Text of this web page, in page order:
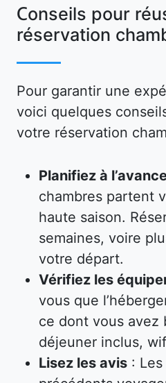
Conseils pour
réservation
Pour garantir une
voici quelques
votre réservation
Planifiez à
chambres partent
haute saison.
semaines, voire
votre départ.
Vérifiez les
vous que
ce dont vous avez
déjeuner inclus,
Lisez les avis :